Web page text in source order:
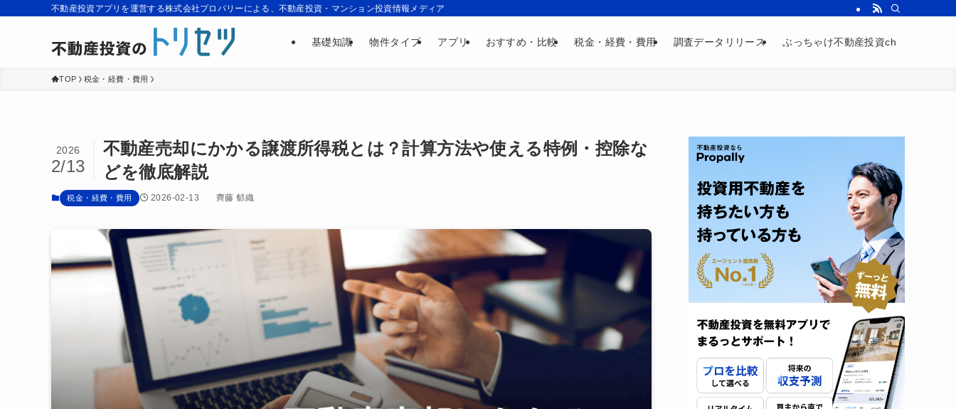
不動産投資アプリを運営する株式会社プロパリーによる、不動産投資・マンション投資情報メディア
基礎知識 物件タイプ アプリ おすすめ・比較 税金・経費・費用 調査データリリース ぶっちゃけ不動産投資ch
TOP 税金・経費・費用
不動産売却にかかる譲渡所得税とは？計算方法や使える特例・控除な
どを徹底解説
2026
2/13
税金・経費・費用 2026-02-13 齊藤 郁織